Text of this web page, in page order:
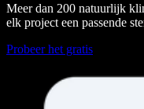
Meer dan 200 natuurlijk
elk project een passende
Probeer het gratis